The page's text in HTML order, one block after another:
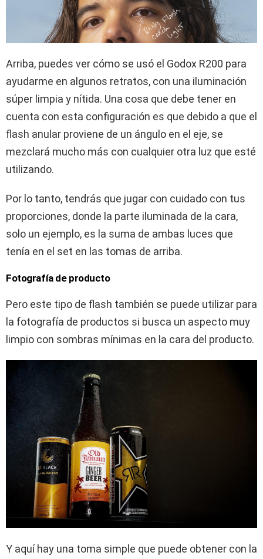
Arriba, puedes ver cómo se usó el Godox R200 para
ayudarme en algunos retratos, con una iluminación
súper limpia y nítida. Una cosa que debe tener en
cuenta con esta configuración es que debido a que el
flash anular proviene de un ángulo en el eje, se
mezclará mucho más con cualquier otra luz que esté
utilizando.
Por lo tanto, tendrás que jugar con cuidado con tus
proporciones, donde la parte iluminada de la cara,
solo un ejemplo, es la suma de ambas luces que
tenía en el set en las tomas de arriba.
Fotografía de producto
Pero este tipo de flash también se puede utilizar para
la fotografía de productos si busca un aspecto muy
limpio con sombras mínimas en la cara del producto.
Y aquí hay una toma simple que puede obtener con la